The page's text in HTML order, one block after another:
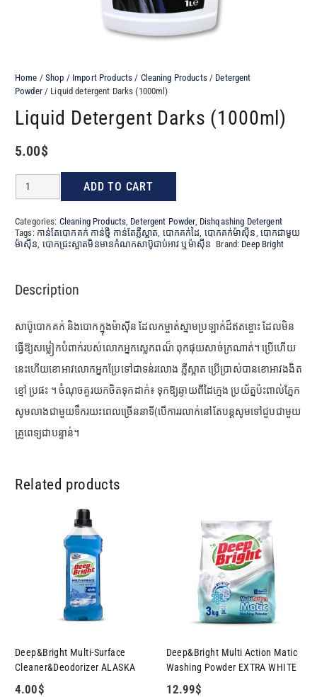
Home / Shop / Import Products / Cleaning Products/ Detergent
Powder/ Liquid detergent Darks (1000ml)
Liquid Detergent Darks (1000ml)
5.00$
Liquid
Darks
(1000ml)
ADD TO CART
Categories: Cleaning Products, Detergent Powder, Dishqashing Detergent
Tags: កាន់តែបោកគក់ កាន់ថ្មី កាន់តែភ្លឺស្អាត, បោកគក់ដៃ, បោកគក់ម៉ាស៊ីន, បោកជាមួយ
ម៉ាសុីន, បោកជ្រះស្អាតមិនមានកំណកសាប៊ូជាប់អាវ ឬម៉ាស៊ីន Brand: Deep Bright
Description
សាប៊ូបោកគក់ និងបោកក្នុងម៉ាសុីន ដែលកម្ចាត់ស្នាមប្រឡាក់ដ៏ឥតខ្ចោះ ដែលមិន
ធ្វើឱ្យសម្លៀកបំពាក់របស់លោកអ្នកស្លេកពណ៏ ពុកផុយសាច់ក្រណាត់។ ប្រើហើយ
នេះហើយខោអាវលោកអ្នកប្រែទៅជាទន់រលោង ភ្លឺស្អាត ប្រើប្រាស់បានខោអាវងងិត
ខ្មៅ ប្រផះ ។ ចំណុចគួរយកចិតទុកដាក់៖ ទុកឱ្យឆ្ងាយពីដៃក្មេង ប្រយ័ត្នប៉ះពាល់ភ្នែក
សូមលាងជាមួយទឹករយះពេលច្រើននាទី(បើការរលាក់នៅតែបន្តសូមទៅជួបជាមួយ
គ្រូពេទ្យជាបន្ទាន់។
Related products
Deep&Bright Multi-Surface
Cleaner&Deodorizer ALASKA
4.00$
Deep&Bright Multi Action Matic
Washing Powder EXTRA WHITE
12.99$